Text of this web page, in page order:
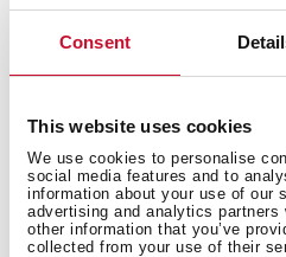
Consent
This website uses cookies
We use cookies to personalise
social media features and to
information about your use of our
advertising and analytics partners
other information that you’ve
collected from your use of their
suficiente para el interior. La
se pueden sacar y limpiar